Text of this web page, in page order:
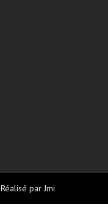
Réalisé parJmi